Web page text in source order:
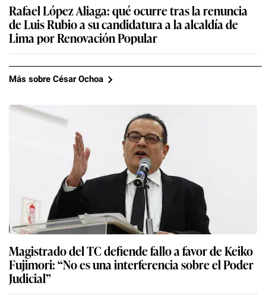
Rafael López Aliaga: qué ocurre tras la renuncia
de Luis Rubio a su candidatura a la alcaldía de
Lima por Renovación Popular
Más sobre César Ochoa
Magistrado del TC defiende fallo a favor de Keiko
Fujimori: “No es una interferencia sobre el Poder
Judicial”